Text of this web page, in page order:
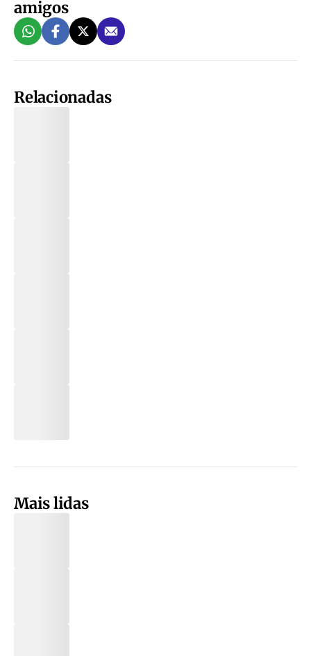
amigos
Relacionadas
Mais lidas